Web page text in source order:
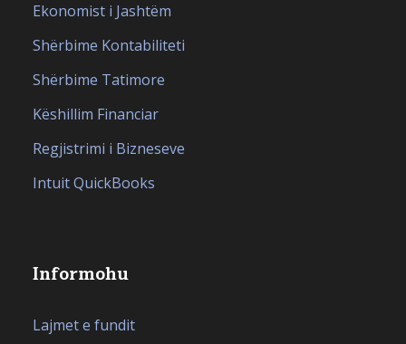
Ekonomist i Jashtëm
Shërbime Kontabiliteti
Shërbime Tatimore
Këshillim Financiar
Regjistrimi i Bizneseve
Intuit QuickBooks
Informohu
Lajmet e fundit